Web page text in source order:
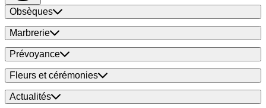
Obsèques
Marbrerie
Prévoyance
Fleurs et cérémonies
Actualités